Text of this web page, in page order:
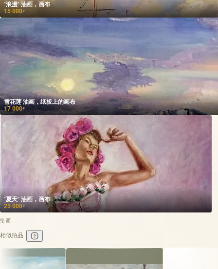
"浪漫" 油画，画布
15 000₽
雪花莲 油画，纸板上的画布
17 000₽
"夏天" 油画，画布
25 000₽
绘画
相似拍品